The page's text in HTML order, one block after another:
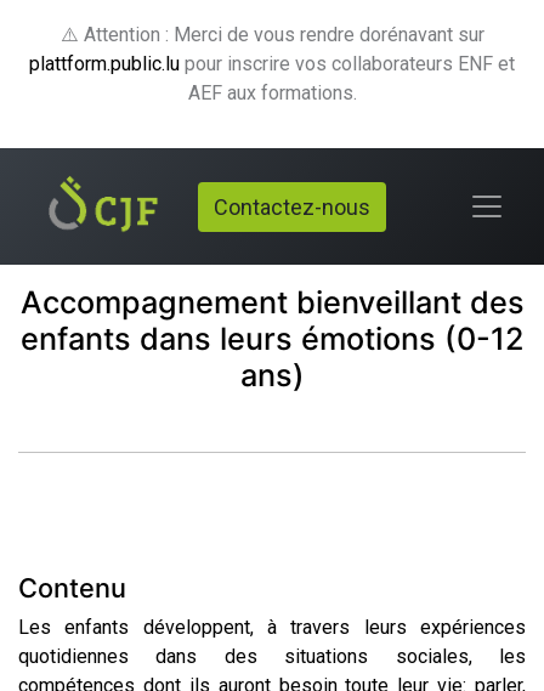
⚠️ Attention : Merci de vous rendre dorénavant sur
plattform.public.lu pour inscrire vos collaborateurs ENF et
AEF aux formations.
Contactez-nous
Accompagnement bienveillant des
enfants dans leurs émotions (0-12
ans)
Contenu
Les enfants développent, à travers leurs expériences
quotidiennes dans des situations sociales, les
compétences dont ils auront besoin toute leur vie: parler,